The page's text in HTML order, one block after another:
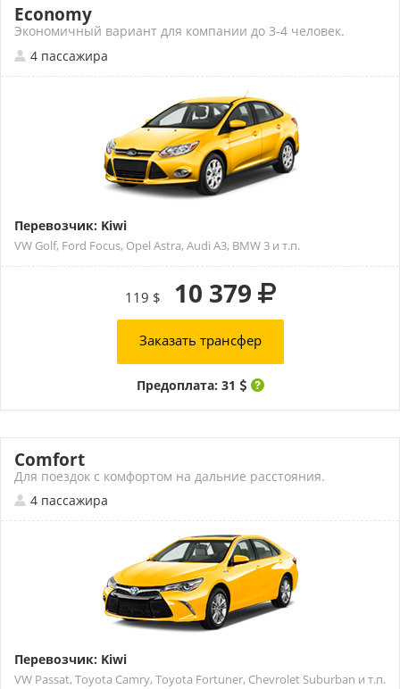
Economy
Экономичный вариант для компании до 3-4 человек.
4 пассажира
Перевозчик: Kiwi
VW Golf, Ford Focus, Opel Astra, Audi A3, BMW 3 и т.п.
119 $ 10 379
Заказать трансфер
Предоплата: 31
Comfort
Для поездок с комфортом на дальние расстояния.
4 пассажира
Перевозчик: Kiwi
VW Passat, Toyota Camry, Toyota Fortuner, Chevrolet Suburban и т.п.